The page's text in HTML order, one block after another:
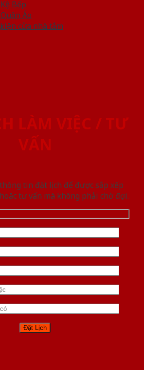
Bếp
Áo
kiện cửa nhà tắm
LÀM VIỆC / TƯ
VẤN
tin đặt lịch để được sắp xếp
tư vấn mà không phải chờ đợi.